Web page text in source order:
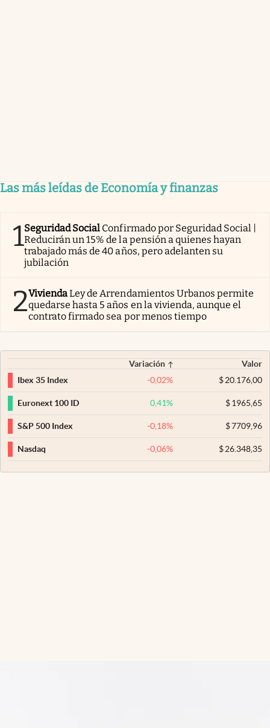
Las más leídas de Economía y finanzas
1Seguridad Social Confirmado por Seguridad Social |
Reducirán un 15% de la pensión a quienes hayan
trabajado más de 40 años, pero adelanten su
jubilación
2ViviendaLey de Arrendamientos Urbanos permite
quedarse hasta 5 años en la vivienda, aunque el
contrato firmado sea por menos tiempo
Variación
Valor
Ibex 35 Index
-0,02% $20.176,00
Euronext 100 ID 0,41% $1965,65
S&P 500 Index -0,18% $7709,96
Nasdaq -0,06% $26.348,35